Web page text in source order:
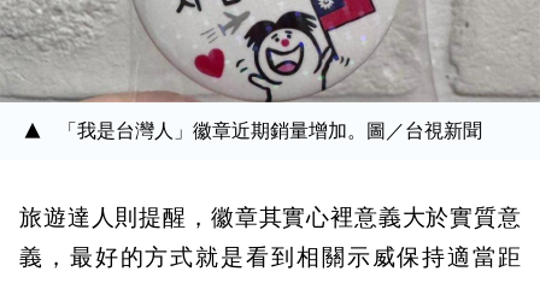
「我是台灣人」徽章近期銷量增加。圖／台視新聞
旅遊達人則提醒，徽章其實心裡意義大於實質意
義，最好的方式就是看到相關示威保持適當距